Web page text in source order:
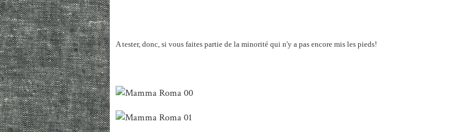
A tester, donc, si vous faites partie de la minorité qui n'y a pas encore mis les pieds!